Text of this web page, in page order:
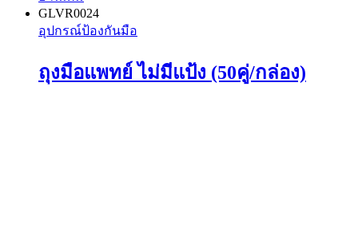
GLVR0024
อุปกรณ์ป้องกันมือ
ถุงมือแพทย์ ไม่มีแป้ง (50คู่/กล่อง)